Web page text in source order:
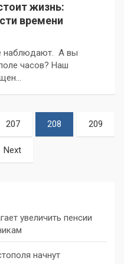
жизнь:
времени
наблюдают. А вы
часов? Наш
207 208 209
Next
увеличить пенсии
начнут